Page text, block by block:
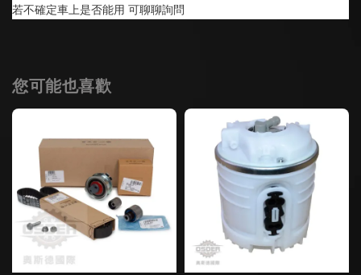
若不確定車上是否能用 可聊聊詢問
您可能也喜歡